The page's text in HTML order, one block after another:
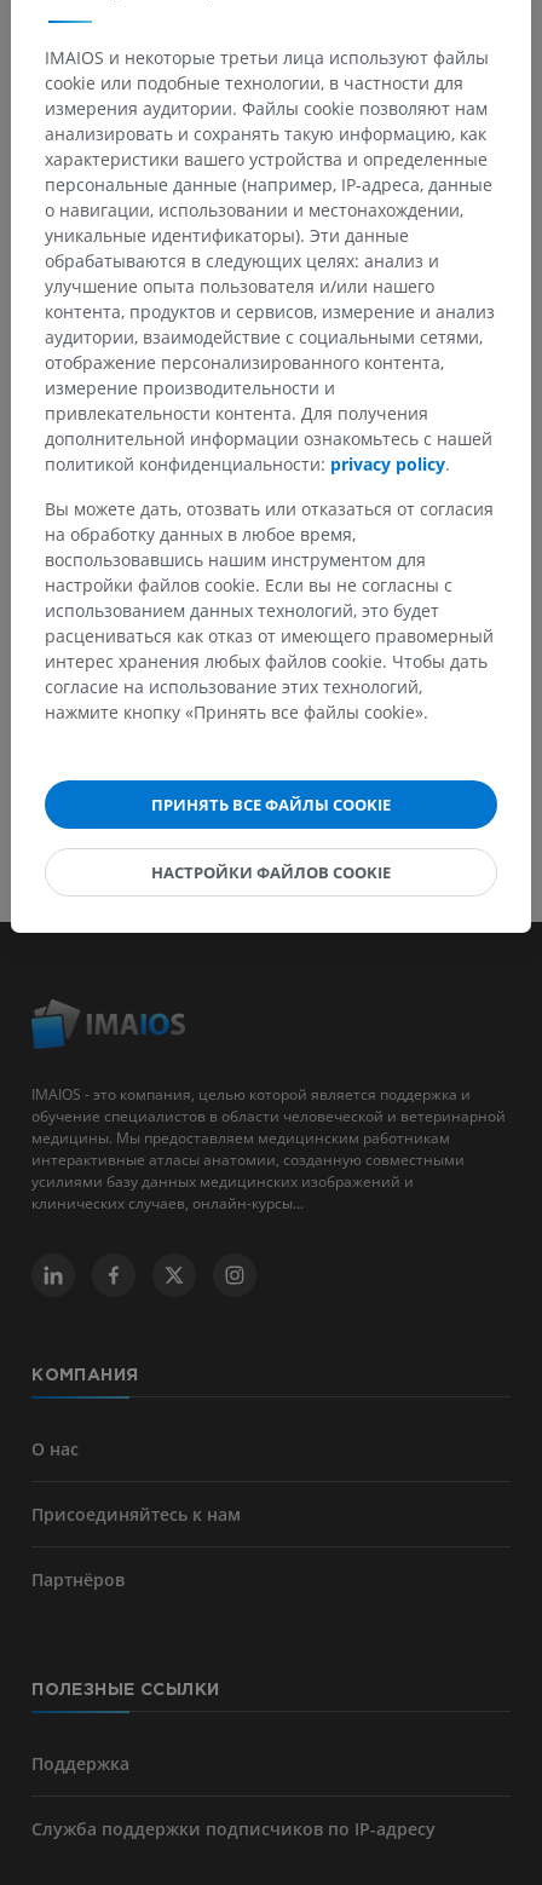
относящихся к этой части тела
Анатомия человека 1
Нейроанатомия человека
Переводы
Заметили ошибку?
Не стесняйтесь предложить поправку, свою версию
перевода или решение по улучшению контента.
Сообщить об ошибке
СКАЧАТЬ ПРИЛОЖЕНИЕ
IMAIOS - это компания, целью которой является поддержка и
обучение специалистов в области человеческой и ветеринарной
медицины. Мы предоставляем медицинским работникам
интерактивные атласы анатомии, созданную совместными
усилиями базу данных медицинских изображений и
клинических случаев, онлайн-курсы...
КОМПАНИЯ
О нас
Присоединяйтесь к нам
Партнёров
ПОЛЕЗНЫЕ ССЫЛКИ
Поддержка
Служба поддержки подписчиков по IP-адресу
IMAIOS и некоторые третьи лица используют файлы
cookie или подобные технологии, в частности для
измерения аудитории. Файлы cookie позволяют нам
анализировать и сохранять такую информацию, как
характеристики вашего устройства и определенные
персональные данные (например, IP-адреса, данные
о навигации, использовании и местонахождении,
уникальные идентификаторы). Эти данные
обрабатываются в следующих целях: анализ и
улучшение опыта пользователя и/или нашего
контента, продуктов и сервисов, измерение и анализ
аудитории, взаимодействие с социальными сетями,
отображение персонализированного контента,
измерение производительности и
привлекательности контента. Для получения
дополнительной информации ознакомьтесь с нашей
политикой конфиденциальности: privacy policy.
Вы можете дать, отозвать или отказаться от согласия
на обработку данных в любое время,
воспользовавшись нашим инструментом для
настройки файлов cookie. Если вы не согласны с
использованием данных технологий, это будет
расцениваться как отказ от имеющего правомерный
интерес хранения любых файлов cookie. Чтобы дать
согласие на использование этих технологий,
нажмите кнопку «Принять все файлы cookie».
ПРИНЯТЬ ВСЕ ФАЙЛЫ COOKIE
НАСТРОЙКИ ФАЙЛОВ COOKIE